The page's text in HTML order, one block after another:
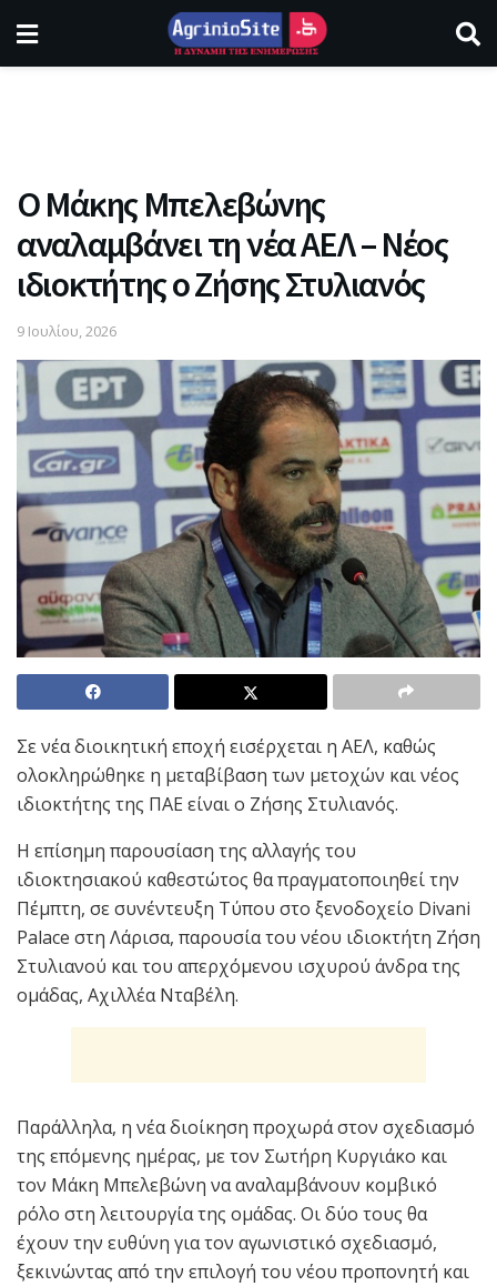
Ο Μάκης Μπελεβώνης
αναλαμβάνει τη νέα ΑΕΛ – Νέος
ιδιοκτήτης ο Ζήσης Στυλιανός
9 Ιουλίου, 2026
Σε νέα διοικητική εποχή εισέρχεται η ΑΕΛ, καθώς
ολοκληρώθηκε η μεταβίβαση των μετοχών και νέος
ιδιοκτήτης της ΠΑΕ είναι ο Ζήσης Στυλιανός.
Η επίσημη παρουσίαση της αλλαγής του
ιδιοκτησιακού καθεστώτος θα πραγματοποιηθεί την
Πέμπτη, σε συνέντευξη Τύπου στο ξενοδοχείο Divani
Palace στη Λάρισα, παρουσία του νέου ιδιοκτήτη Ζήση
Στυλιανού και του απερχόμενου ισχυρού άνδρα της
ομάδας, Αχιλλέα Νταβέλη.
Παράλληλα, η νέα διοίκηση προχωρά στον σχεδιασμό
της επόμενης ημέρας, με τον Σωτήρη Κυργιάκο και
τον Μάκη Μπελεβώνη να αναλαμβάνουν κομβικό
ρόλο στη λειτουργία της ομάδας. Οι δύο τους θα
έχουν την ευθύνη για τον αγωνιστικό σχεδιασμό,
ξεκινώντας από την επιλογή του νέου προπονητή και